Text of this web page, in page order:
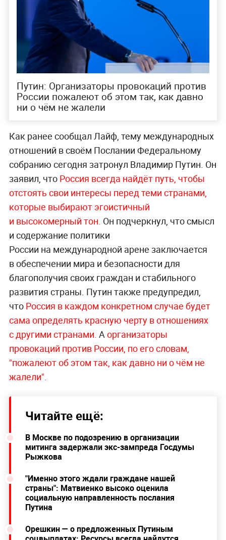
Путин: Организаторы провокаций против
России пожалеют об этом так, как давно
ни о чём не жалели
Как ранее сообщал Лайф, тему международных
отношений в своём Послании Федеральному
собранию сегодня затронул Владимир Путин. Он
заявил, что Россия всегда найдёт путь, чтобы
отстоять свои интересы перед теми странами,
которые выбирают эгоистичный
и высокомерный тон. Он подчеркнул, что смысл
и содержание политики
России на международной арене заключается
в обеспечении мира и безопасности для
благополучия своих граждан и стабильного
развития страны. Путин также предупредил,
что Россия в каждом конкретном случае будет
сама определять красную черту в отношениях
с другими странами. Аорганизаторы
провокаций против России, по его словам,
"пожалеют об этом так, как давно ни о чём не
жалели".
Читайте ещё:
В Москве по подозрению в организации
митинга задержали экс-зампреда Госдумы
Рыжкова
"Именно этого ждали граждане нашей
страны": Матвиенко высоко оценила
социальную направленность послания
Путина
Орешкин — о предложенных Путиным